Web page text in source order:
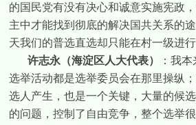
的国民党有没有决心和诚意实施宪政
主中才能找到彻底的解决国共关系的
天我们的普选直选却只能在村一级进行
许志永（海淀区人大代表）
：我
选举活动都是选举委员会在那里操纵
选人产生，也是一个关键，大量的候
的问题，控制了自由竞争，整个选举